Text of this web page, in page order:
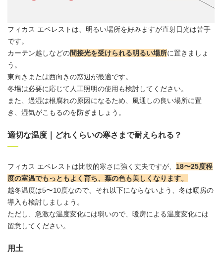
フィカス エベレストは、明るい場所を好みますが直射日光は苦手
です。
カーテン越しなどの間接光を受けられる明るい場所に置きましょ
う。
東向きまたは西向きの窓辺が最適です。
冬場は必要に応じて人工照明の使用も検討してください。
また、過湿は根腐れの原因になるため、風通しの良い場所に置
き、湿気がこもるのを防ぎましょう。
適切な温度｜どれくらいの寒さまで耐えられる？
フィカス エベレストは比較的寒さに強く丈夫ですが、 18〜25度程
度の室温でもっともよく育ち、葉の色も美しくなります。
越冬温度は5〜10度なので、それ以下にならないよう、冬は暖房の
導入も検討しましょう。
ただし、急激な温度変化には弱いので、暖房による温度変化には
留意してください。
用土